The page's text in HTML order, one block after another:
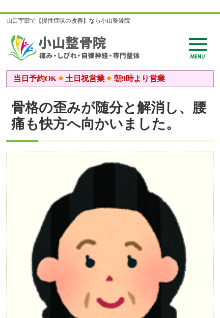
山口宇部で【慢性症状の改善】なら小山整骨院
当日予約OK 土日祝営業 朝9時より営業
骨格の歪みが随分と解消し、腰
痛も快方へ向かいました。